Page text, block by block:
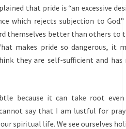
that pride is “an excessive
which rejects subjection to
themselves better than others to
makes pride so dangerous, it
they are self-sufficient and has
because it can take root
say that I am lustful for
spiritual life. We see ourselves